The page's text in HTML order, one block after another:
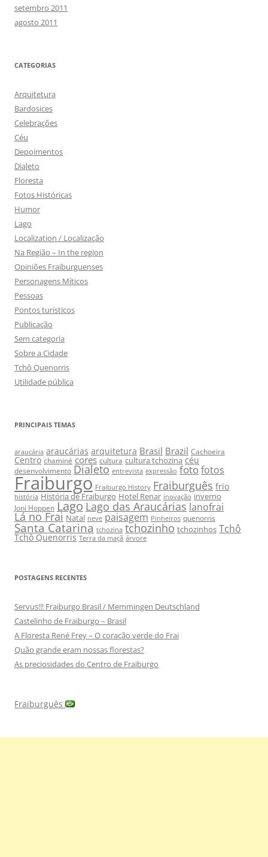
setembro 2011
agosto 2011
CATEGORIAS
Arquitetura
Bardosices
Celebrações
Céu
Depoimentos
Dialeto
Floresta
Fotos Históricas
Humor
Lago
Localization / Localização
Na Região – In the region
Opiniões Fraiburguenses
Personagens Míticos
Pessoas
Pontos turísticos
Publicação
Sem categoria
Sobre a Cidade
Tchô Quenorris
Utilidade pública
PRINCIPAIS TEMAS
araucária araucárias arquitetura Brasil Brazil Cachoeira
Centro chaminé cores cultura cultura tchozina céu
desenvolvimento Dialeto entrevista expressão fotofotos
Fraiburgo Fraiburgo History Fraiburguês frio
história História de Fraiburgo Hotel Renar inovação inverno
Joni Hoppen Lago Lago das Araucárias lanofrai
Lá no Frai Natal neve paisagem Pinheiros quenorris
Santa Catarina tchozina tchozinho tchozinhos Tchô
Tchô Quenorris Terra da maçã árvore
POSTAGENS RECENTES
Servus!!! Fraiburgo Brasil / Memmingen Deutschland
Castelinho de Fraiburgo – Brasil
A Floresta René Frey – O coração verde do Frai
Quão grande eram nossas florestas?
As preciosidades do Centro de Fraiburgo
Fraiburguês